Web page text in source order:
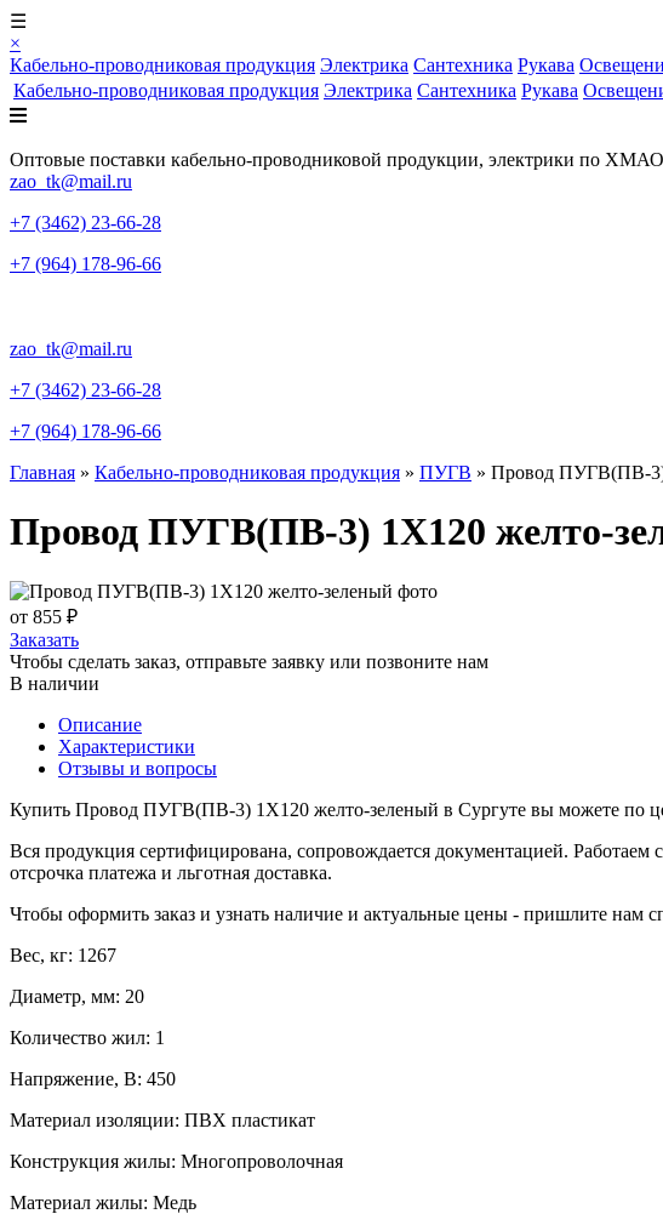
☰
×
Кабельно-проводниковая продукция Электрика Сантехника Рукава
Кабельно-проводниковая продукция Электрика Сантехника Рукава
Оптовые поставки кабельно-проводниковой продукции, электрики по
zao_tk@mail.ru
+7 (3462) 23-66-28
+7 (964) 178-96-66
zao_tk@mail.ru
+7 (3462) 23-66-28
+7 (964) 178-96-66
Главная » Кабельно-проводниковая продукция » ПУГВ » Провод ПУГВ(ПВ-3)
Провод ПУГВ(ПВ-3) 1X120 желто-
от 855 ₽
Заказать
Чтобы сделать заказ, отправьте заявку или позвоните нам
В наличии
Описание
Характеристики
Отзывы и вопросы
Купить Провод ПУГВ(ПВ-3) 1X120 желто-зеленый в Сургуте вы можете по
Вся продукция сертифицирована, сопровождается документацией.
отсрочка платежа и льготная доставка.
Чтобы оформить заказ и узнать наличие и актуальные цены - пришлите нам
Вес, кг: 1267
Диаметр, мм: 20
Количество жил: 1
Напряжение, В: 450
Материал изоляции: ПВХ пластикат
Конструкция жилы: Многопроволочная
Материал жилы: Медь